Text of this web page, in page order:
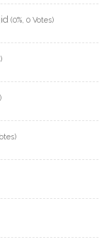
(0%, 0 Votes)